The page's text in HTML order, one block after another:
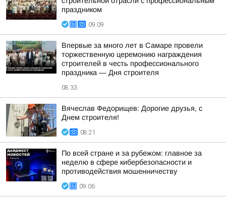
праздником
09:09
Впервые за много лет в Самаре провели
торжественную церемонию награждения
строителей в честь профессионального
праздника — Дня строителя
08:33
Вячеслав Федорищев: Дорогие друзья, с
Днем строителя!
08:21
По всей стране и за рубежом: главное за
неделю в сфере кибербезопасности и
противодействия мошенничеству
09:06